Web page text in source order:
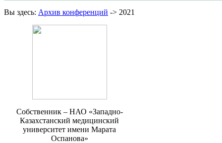
Вы здесь: Архив конференций -> 2021
Собственник – НАО «Западно-
Казахстанский медицинский
университет имени Марата
Оспанова»